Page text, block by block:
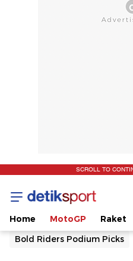
SCROLL TO
Home MotoGP Raket
Bold Riders Podium Picks